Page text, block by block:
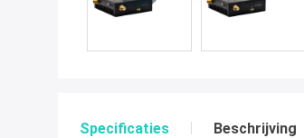
Specificaties Beschrijving